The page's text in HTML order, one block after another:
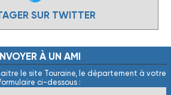
SUR TWITTER
À UN AMI
le site Touraine, le département à votre
ci-dessous :